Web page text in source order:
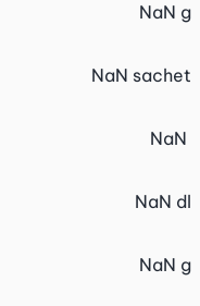
NaN g
NaN sachet
NaN
NaN dl
NaN g